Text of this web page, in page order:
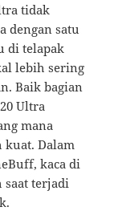
tidak
dengan satu
di telapak
lebih sering
Baik bagian
Ultra
mana
Dalam
kaca di
saat terjadi